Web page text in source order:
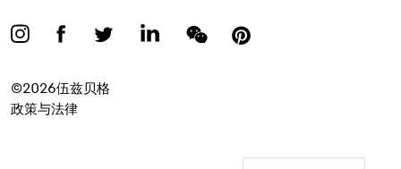
©2026伍兹贝格
政策与法律